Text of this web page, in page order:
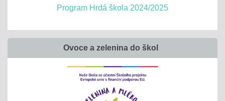
Program Hrdá škola 2024/2025
Ovoce a zelenina do škol